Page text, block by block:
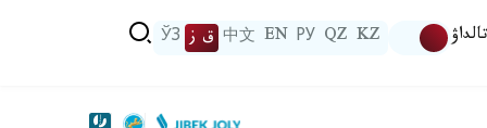
تالداۋ KZ
QZ
РУ
EN
中文 ق ز ЎЗ